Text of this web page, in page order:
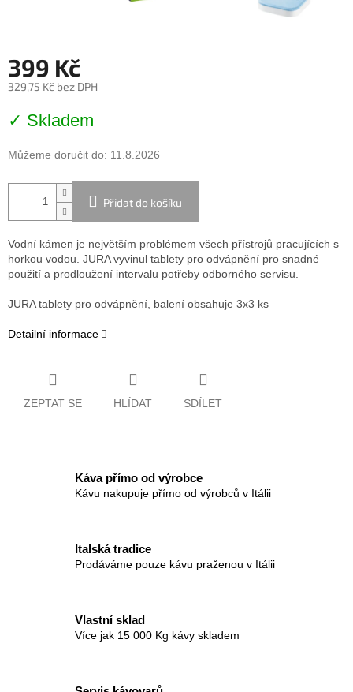
399 Kč
329,75 Kč bez DPH
cena:
✓ Skladem
Můžeme doručit do: 11.8.2026
Přidat do košíku
Vodní kámen je největším problémem všech přístrojů pracujících s
horkou vodou. JURA vyvinul tablety pro odvápnění pro snadné
použití a prodloužení intervalu potřeby odborného servisu.
JURA tablety pro odvápnění, balení obsahuje 3x3 ks
Detailní informace
ZEPTAT SE HLÍDAT SDÍLET
Káva přímo od výrobce
Kávu nakupuje přímo od výrobců v Itálii
Italská tradice
Prodáváme pouze kávu praženou v Itálii
Vlastní sklad
Více jak 15 000 Kg kávy skladem